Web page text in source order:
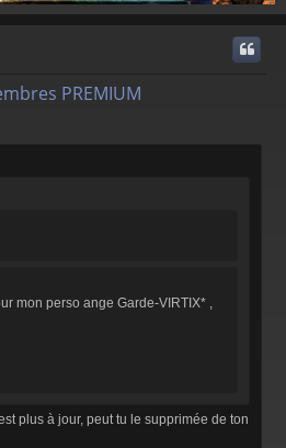
a
PREMIUM
mon perso ange Garde-VIRTIX* ,
plus à jour, peut tu le supprimée de ton